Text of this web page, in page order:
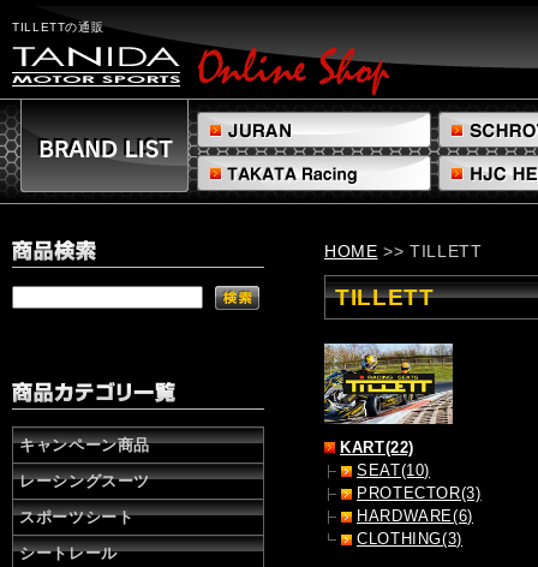
TILLETTの通販
TILLETT
の
通
販
株
式
会
社
タ
ダ
キャンペーン商品
レーシングスーツ
スポーツシート
シートレール
HOME >> TILLETT
TILLETT
KART(22)
SEAT(10)
PROTECTOR(3)
HARDWARE(6)
CLOTHING(3)